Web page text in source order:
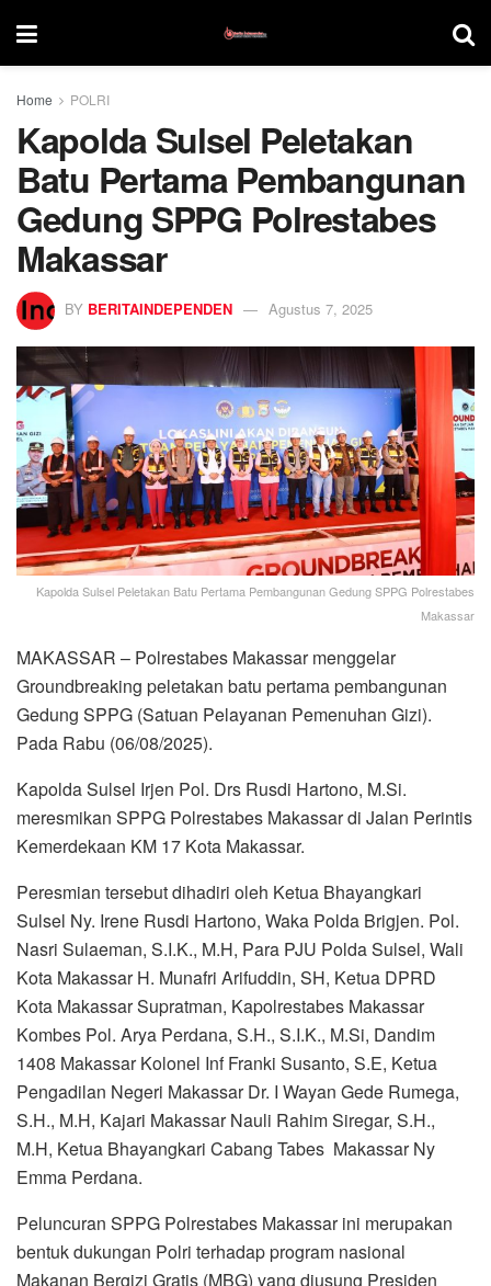
Home POLRI
Kapolda Sulsel Peletakan
Batu Pertama Pembangunan
Gedung SPPG Polrestabes
Makassar
BY BERITAINDEPENDEN Agustus 7, 2025
Kapolda Sulsel Peletakan Batu Pertama Pembangunan Gedung SPPG Polrestabes
Makassar
MAKASSAR – Polrestabes Makassar menggelar
Groundbreaking peletakan batu pertama pembangunan
Gedung SPPG (Satuan Pelayanan Pemenuhan Gizi).
Pada Rabu (06/08/2025).
Kapolda Sulsel Irjen Pol. Drs Rusdi Hartono, M.Si.
meresmikan SPPG Polrestabes Makassar di Jalan Perintis
Kemerdekaan KM 17 Kota Makassar.
Peresmian tersebut dihadiri oleh Ketua Bhayangkari
Sulsel Ny. Irene Rusdi Hartono, Waka Polda Brigjen. Pol.
Nasri Sulaeman, S.I.K., M.H, Para PJU Polda Sulsel, Wali
Kota Makassar H. Munafri Arifuddin, SH, Ketua DPRD
Kota Makassar Supratman, Kapolrestabes Makassar
Kombes Pol. Arya Perdana, S.H., S.I.K., M.Si, Dandim
1408 Makassar Kolonel Inf Franki Susanto, S.E, Ketua
Pengadilan Negeri Makassar Dr. I Wayan Gede Rumega,
S.H., M.H, Kajari Makassar Nauli Rahim Siregar, S.H.,
M.H, Ketua Bhayangkari Cabang Tabes Makassar Ny
Emma Perdana.
Peluncuran SPPG Polrestabes Makassar ini merupakan
bentuk dukungan Polri terhadap program nasional
Makanan Bergizi Gratis (MBG) yang diusung Presiden